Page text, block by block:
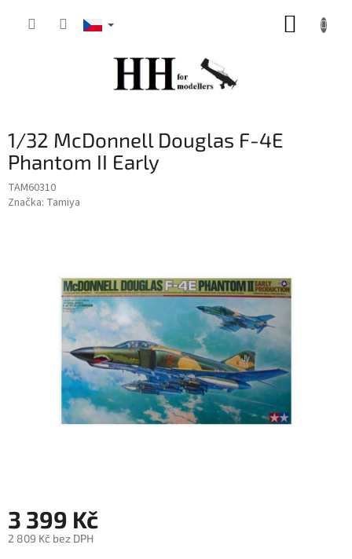
1/32 McDonnell Douglas F-4E
Phantom II Early
TAM60310
Značka: Tamiya
3 399 Kč
2 809 Kč bez DPH